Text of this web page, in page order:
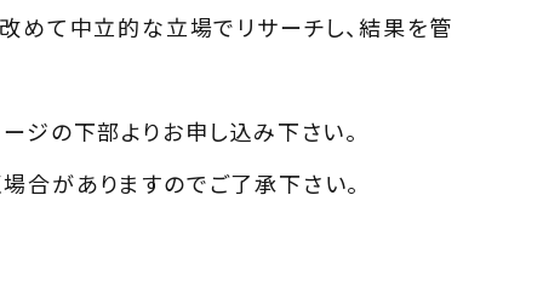
めて中立的な立場でリサーチし、結果を管
ジの下部よりお申し込み下さい。
合がありますのでご了承下さい。